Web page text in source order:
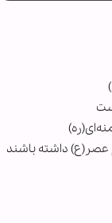
داشته باشند